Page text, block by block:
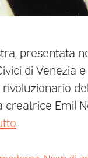
presentata
di Venezia
creatrice Emil